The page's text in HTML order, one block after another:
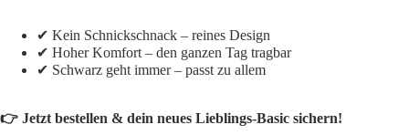
✔ Kein Schnickschnack – reines Design
✔ Hoher Komfort – den ganzen Tag tragbar
✔ Schwarz geht immer – passt zu allem
👉 Jetzt bestellen & dein neues Lieblings-Basic sichern!